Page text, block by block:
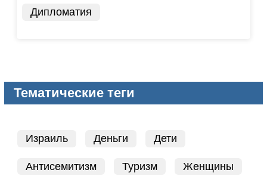
Дипломатия
Тематические теги
Израиль Деньги Дети
Антисемитизм Туризм Женщины